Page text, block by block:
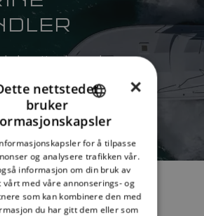
nettverk av salgs- og
DANISH
ITALIAN
SWEDISH
×
nettstedet
bruker
for å tilpasse
og analysere trafikken vår.
informasjon om din bruk av
vårt med våre annonserings- og
som kan kombinere den med
du har gitt dem eller som